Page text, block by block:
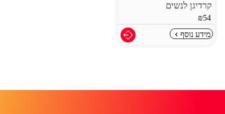
קרדיגן לנשים
₪54
מידע נוסף